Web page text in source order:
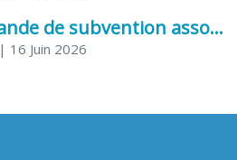
CERFA demande de subvention association
| 16 Juin 2026